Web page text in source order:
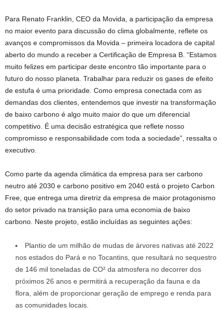
Para Renato Franklin, CEO da Movida, a participação da empresa
no maior evento para discussão do clima globalmente, reflete os
avanços e compromissos da Movida – primeira locadora de capital
aberto do mundo a receber a Certificação de Empresa B. “Estamos
muito felizes em participar deste encontro tão importante para o
futuro do nosso planeta. Trabalhar para reduzir os gases de efeito
de estufa é uma prioridade. Como empresa conectada com as
demandas dos clientes, entendemos que investir na transformação
de baixo carbono é algo muito maior do que um diferencial
competitivo. É uma decisão estratégica que reflete nosso
compromisso e responsabilidade com toda a sociedade”, ressalta o
executivo.
Como parte da agenda climática da empresa para ser carbono
neutro até 2030 e carbono positivo em 2040 está o projeto Carbon
Free, que entrega uma diretriz da empresa de maior protagonismo
do setor privado na transição para uma economia de baixo
carbono. Neste projeto, estão incluídas as seguintes ações:
Plantio de um milhão de mudas de árvores nativas até 2022
nos estados do Pará e no Tocantins, que resultará no sequestro
de 146 mil toneladas de CO² da atmosfera no decorrer dos
próximos 26 anos e permitirá a recuperação da fauna e da
flora, além de proporcionar geração de emprego e renda para
as comunidades locais.